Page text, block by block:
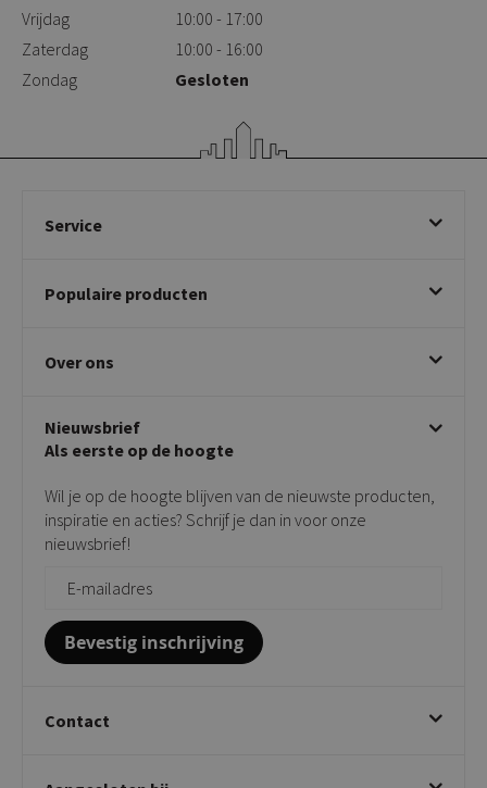
Vrijdag
10:00 - 17:00
Zaterdag
10:00 - 16:00
Zondag
Gesloten
Service
Betalen & annuleren
Klachtafhandeling
Privacy policy
Populaire producten
Draaibare eetkamerstoelen
Taupe stoelen
Tuinstoelen
Bijzettafels
Over ons
Showroom
Contact
Onderhoudsproducten
Vloerbescherming
Giftcards
Nieuwsbrief
Als eerste op de hoogte
Wil je op de hoogte blijven van de nieuwste producten,
inspiratie en acties? Schrijf je dan in voor onze
nieuwsbrief!
Bevestig inschrijving
Contact